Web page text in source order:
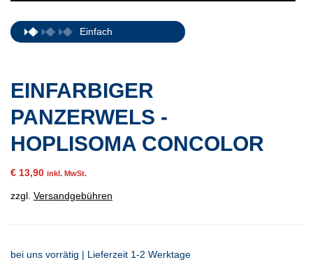
Einfach
EINFARBIGER
PANZERWELS -
HOPLISOMA CONCOLOR
€ 13,90 inkl. MwSt.
zzgl. Versandgebühren
bei uns vorrätig | Lieferzeit 1-2 Werktage